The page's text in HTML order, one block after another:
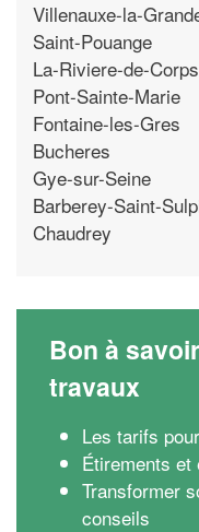
Villenauxe-la-
Saint-Pouange
La-Riviere-de-Corps
Pont-Sainte-Marie
Fontaine-les-Gres
Bucheres
Gye-sur-Seine
Barberey-Saint-
Chaudrey
Bon à
travaux
Les tarifs
Étirements et
Transformer
conseils